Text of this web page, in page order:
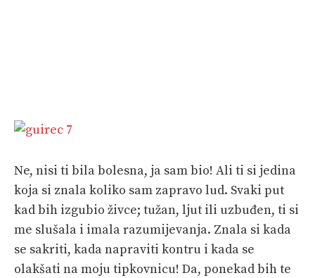
Ne, nisi ti bila bolesna, ja sam bio! Ali ti si jedina
koja si znala koliko sam zapravo lud. Svaki put
kad bih izgubio živce; tužan, ljut ili uzbuđen, ti si
me slušala i imala razumijevanja. Znala si kada
se sakriti, kada napraviti kontru i kada se
olakšati na moju tipkovnicu! Da, ponekad bih te